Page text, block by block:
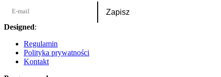
Designed:
Regulamin
Polityka prywatności
Kontakt